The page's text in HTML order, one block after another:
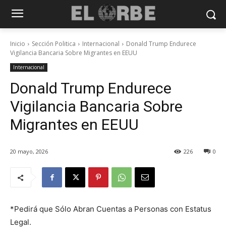
Inicio Sección Politica Internacional
Donald Trump Endurece
Vigilancia Bancaria Sobre Migrantes en EEUU
Internacional
Donald Trump Endurece
Vigilancia Bancaria Sobre
Migrantes en EEUU
20 mayo, 2026 0
226
*Pedirá que Sólo Abran Cuentas a Personas con Estatus
Legal.